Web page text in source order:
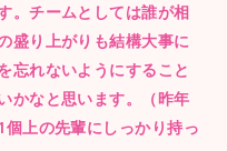
。チームとしては誰が相
盛り上がりも結構大事に
忘れないようにすること
かなと思います。（昨年
上の先輩にしっかり持っ